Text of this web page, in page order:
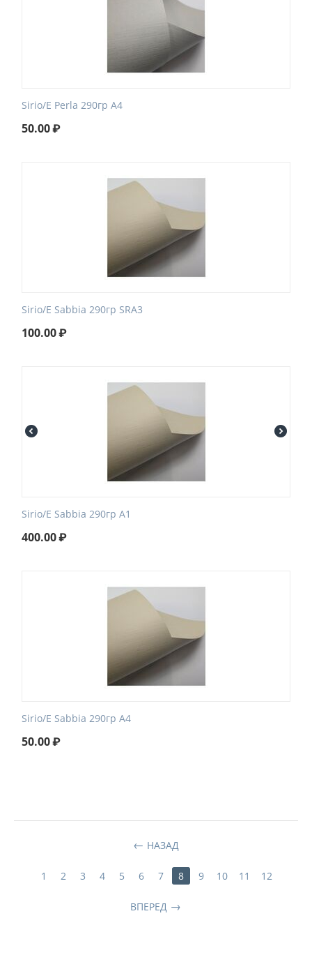
Sirio/E Perla 290гр А4
50.00₽
Sirio/E Sabbia 290гр SRA3
100.00₽
Sirio/E Sabbia 290гр А1
400.00₽
Sirio/E Sabbia 290гр А4
50.00₽
НАЗАД
1 2 3 4 5 6 7 8 9 10 11 12
ВПЕРЕД